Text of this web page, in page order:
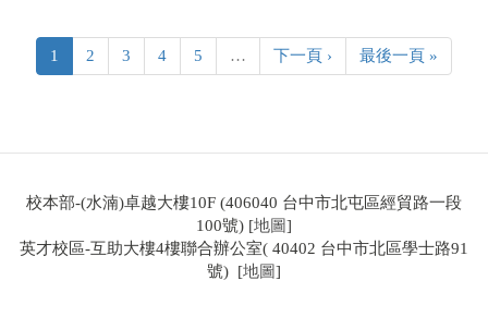
1 2 3 4 5 … 下一頁 › 最後一頁 »
校本部-(水湳)卓越大樓10F (406040 台中市北屯區經貿路一段
100號) [地圖]
英才校區-互助大樓4樓聯合辦公室( 40402 台中市北區學士路91
號) [地圖]